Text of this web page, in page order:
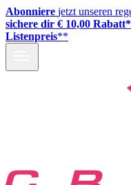
Abonniere jetzt unseren
sichere dir € 10,00
Listenpreis**